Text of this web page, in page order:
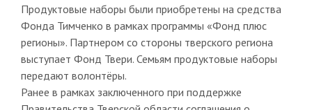
Продуктовые наборы были приобретены на средства
Фонда Тимченко в рамках программы «Фонд плюс
регионы». Партнером со стороны тверского региона
выступает Фонд Твери. Семьям продуктовые наборы
передают волонтёры.
Ранее в рамках заключенного при поддержке